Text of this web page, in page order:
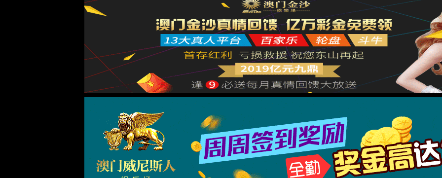
很抱歉，您访问的页面已迷失...
返回首页